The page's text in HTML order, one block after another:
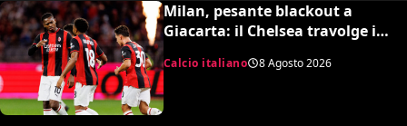
Milan, pesante blackout a
Giacarta: il Chelsea travolge i
rossoneri 3-0 in amichevole
Calcio italiano 8 Agosto 2026